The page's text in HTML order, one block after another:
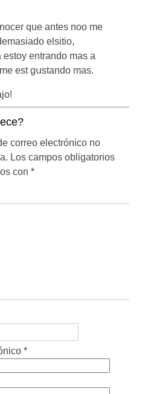
que antes noo me
elsitio,
estoy еntrando mas a
est gսstando mas.
correo electrónico no
Los campos obligatorios
con *
*